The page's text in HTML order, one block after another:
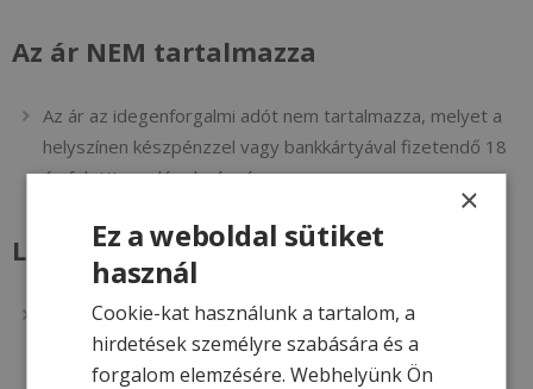
Az ár NEM tartalmazza
Az ár az idegenforgalmi adót nem tartalmazza, melyet a
helyszínen készpénzzel vagy bankkártyával fizetendő 18
év feletti vendégek részére.
Lemondási feltételek
Az utalvány nem lemondható, készpénzre nem váltható,
de átruházható.
×
Ez a weboldal sütiket
használ
Cookie-kat használunk a tartalom, a
hirdetések személyre szabására és a
forgalom elemzésére. Webhelyünk Ön